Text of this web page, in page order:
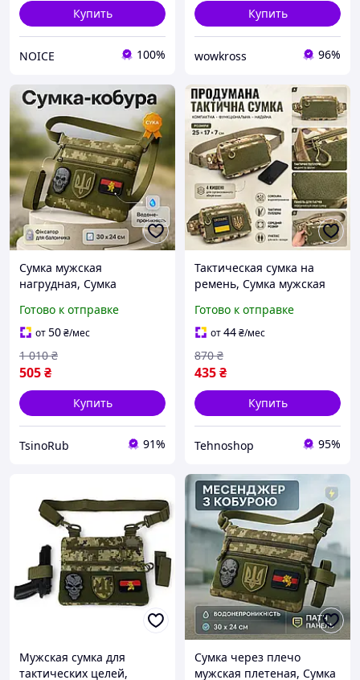
Купить
NOICE 100%
Купить
wowkross 96%
Сумка мужская
нагрудная, Сумка
тактическая для
документов слинг кобура
YV-44
Готово к отправке
от50₴/мес
505₴
1 010 ₴
Купить
TsinoRub 91%
Тактическая сумка на
ремень, Сумка мужская
органайзер Тактическая
кордура UT-27
Готово к отправке
от44₴/мес
435₴
870 ₴
Купить
Tehnoshop 95%
Мужская сумка для
тактических целей,
Сумка через плечо
мужская плетеная, Сумка